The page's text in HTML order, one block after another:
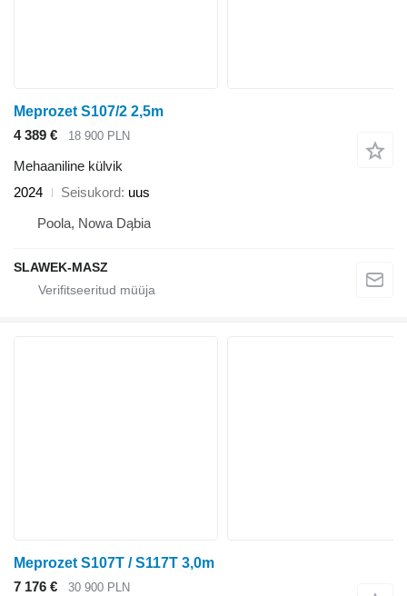
Meprozet S107/2 2,5m
4 389 €
18 900 PLN
Mehaaniline külvik
2024
Seisukord uus
Poola, Nowa Dąbia
SLAWEK-MASZ
Meprozet S107T / S117T 3,0m
7 176 €
30 900 PLN